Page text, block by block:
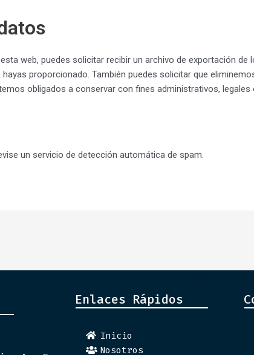
web, puedes solicitar recibir un archivo de exportación de
proporcionado. También puedes solicitar que
obligados a conservar con fines administrativos, legales
un servicio de detección automática de spam.
Enlaces Rápidos
Inicio
Nosotros